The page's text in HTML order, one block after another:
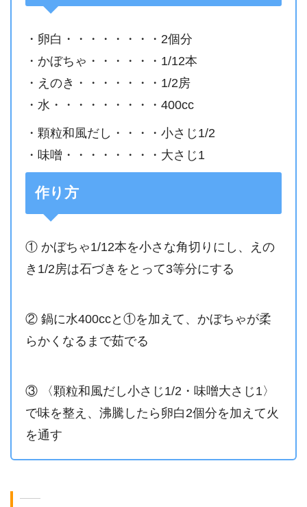
・卵白・・・・・・・・2個分
・かぼちゃ・・・・・・1/12本
・えのき・・・・・・・1/2房
・水・・・・・・・・・400cc
・顆粒和風だし・・・・小さじ1/2
・味噌・・・・・・・・大さじ1
作り方
① かぼちゃ1/12本を小さな角切りにし、えの
き1/2房は石づきをとって3等分にする
② 鍋に水400ccと①を加えて、かぼちゃが柔
らかくなるまで茹でる
③ 〈顆粒和風だし小さじ1/2・味噌大さじ1〉
で味を整え、沸騰したら卵白2個分を加えて火
を通す